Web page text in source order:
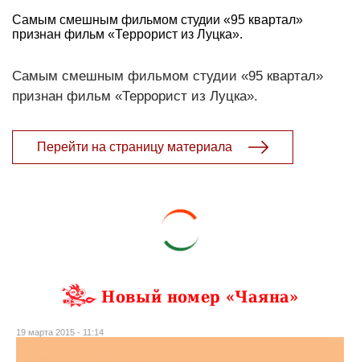
Самым смешным фильмом студии «95 квартал»
признан фильм «Террорист из Луцка».
Самым смешным фильмом студии «95 квартал»
признан фильм «Террорист из Луцка».
Перейти на страницу материала
Новый номер «Чаяна»
19 марта 2015 - 11:14